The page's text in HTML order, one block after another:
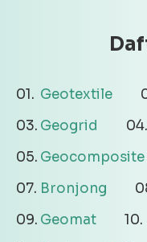
Geotextile
Geogrid
Geocomposite
Bronjong
Geomat